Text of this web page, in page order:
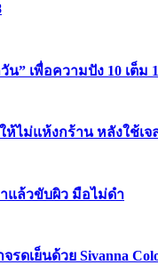
” เพื่อความปัง 10 เต็ม
ห้ไม่แห้งกร้าน หลังใช้เ
าแล้วขับผิว มือไม่ดำ
รดเย็นด้วย Sivanna